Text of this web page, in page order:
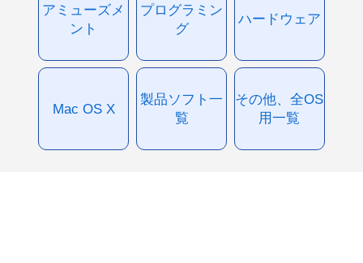
アミューズメ
ント
プログラミン
グ
ハードウェア
Mac OS X
製品ソフト一
覧
その他、全OS
用一覧